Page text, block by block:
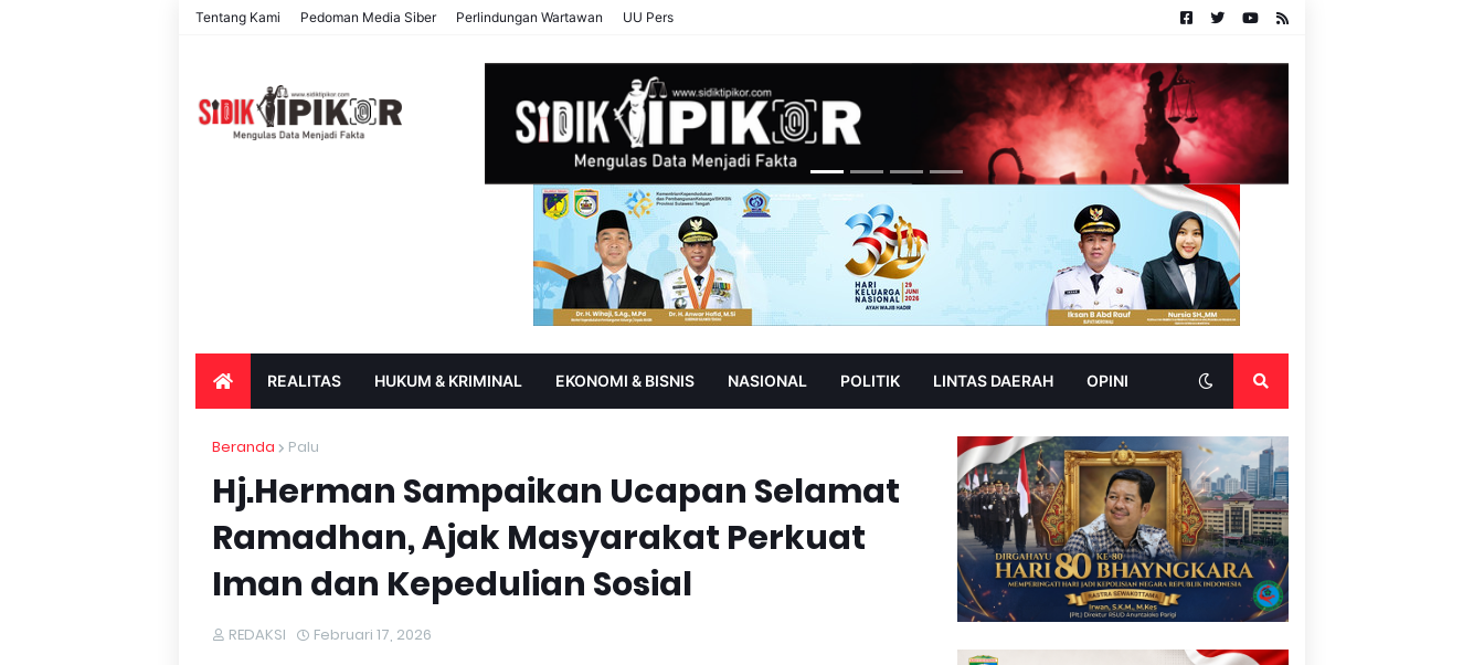
Tentang Kami Pedoman Media Siber Perlindungan Wartawan UU Pers
REALITAS HUKUM & KRIMINAL EKONOMI & BISNIS NASIONAL POLITIK LINTAS DAERAH OPINI
Beranda Palu
Hj.Herman Sampaikan Ucapan Selamat
Ramadhan, Ajak Masyarakat Perkuat
Iman dan Kepedulian Sosial
REDAKSI Februari 17, 2026